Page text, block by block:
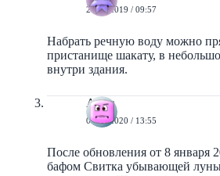
24/09/2019 / 09:57
Набрать речную воду можно
пристанище шакату, в
внутри здания.
Анна
09/01/2020 / 13:55
После обновления от 8 января
бафом Свитка убывающей